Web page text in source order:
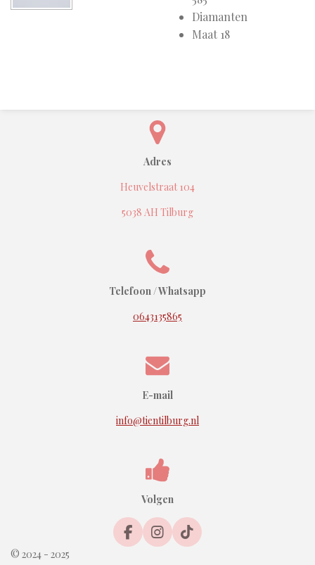
Diamanten
Maat 18
Adres
Heuvelstraat 104
5038 AH Tilburg
Telefoon / Whatsapp
0643135865
E-mail
info@tientilburg.nl
Volgen
F
a
I
n
T
i
© 2024 - 2025